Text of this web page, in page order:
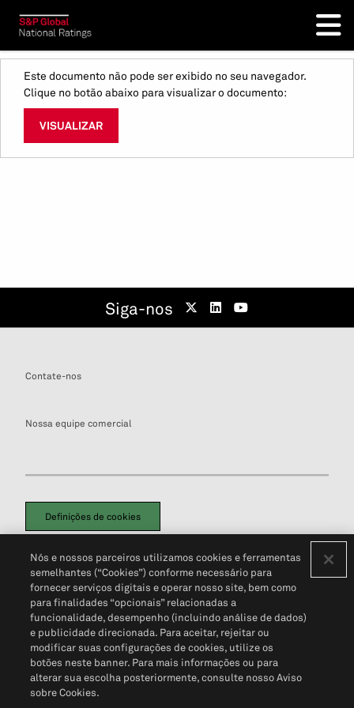
Este documento não pode ser exibido no seu navegador.
Clique no botão abaixo para visualizar o documento:
VISUALIZAR
Siga-nos
Contate-nos
Nossa equipe comercial
Definições de cookies
Política de PrivacidadePortal de privacidade do cliente (em inglês)
Não Venda Minhas Informações Pessoais© 2026 S&P Global
Nós e nossos parceiros utilizamos cookies e ferramentas
semelhantes (“Cookies”) conforme necessário para
fornecer serviços digitais e operar nosso site, bem como
para finalidades “opcionais” relacionadas a
funcionalidade, desempenho (incluindo análise de dados)
e publicidade direcionada. Para aceitar, rejeitar ou
modificar suas configurações de cookies, utilize os
botões neste banner. Para mais informações ou para
alterar sua escolha posteriormente, consulte nosso Aviso
sobre Cookies.